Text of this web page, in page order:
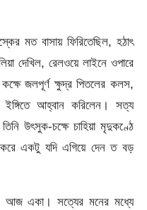
মত বাসায় ফিরিতেছিল, হঠাৎ
দেখিল, রেলওয়ে লাইনে ওপারে
জলপূর্ণ ক্ষুদ্র পিতলের কলস,
ইঙ্গিতে আহ্বান করিলেন। সত্য
উৎসুক-চক্ষে চাহিয়া মৃদুকণ্ঠে
একটু যদি এগিয়ে দেন ত বড়
আজ একা। সত্যের মনের মধ্যে